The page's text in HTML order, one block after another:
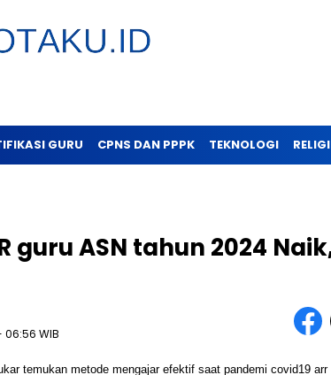
GURU CPNS DAN PPPK TEKNOLOGI RELIGI
guru ASN tahun 2024
06:56 WIB